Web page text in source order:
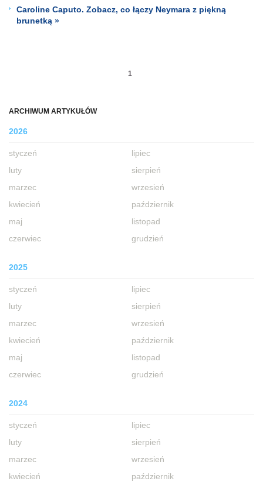
ARCHIWUM ARTYKUŁÓW
2026
styczeń
luty
marzec
kwiecień
maj
czerwiec
lipiec
sierpień
wrzesień
październik
listopad
grudzień
2025
styczeń
luty
marzec
kwiecień
maj
czerwiec
lipiec
sierpień
wrzesień
październik
listopad
grudzień
2024
styczeń
luty
marzec
kwiecień
lipiec
sierpień
wrzesień
październik
Caroline Caputo. Zobacz, co łączy Neymara z piękną
brunetką »
1